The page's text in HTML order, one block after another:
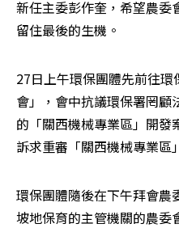
新任主委彭作奎，希望農委
留住最後的生機。
27日上午環保團體先前往
會」，會中抗議環保署罔
的「關西機械專業區」開發
訴求重審「關西機械專業區
環保團體隨後在下午拜會農
坡地保育的主管機關的農委